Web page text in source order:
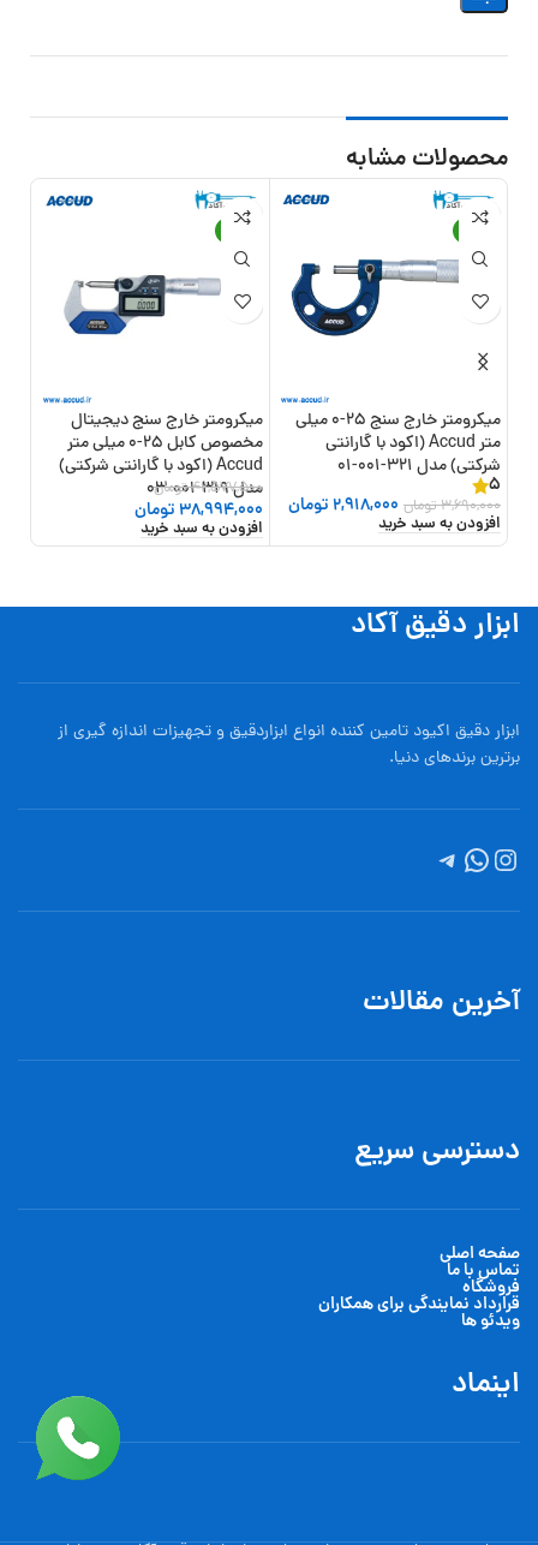
محصولات مشابه
-21%
میکرومتر خارج سنج 25-0 میلی
متر Accud (اکود با گارانتی
شرکتی) مدل 321-001-01
5
3,690,000تومان 2,918,000تومان
افزودن به سبد خرید
-8%
میکرومتر خارج سنج دیجیتال
مخصوص کابل 25-0 میلی متر
Accud (اکود با گارانتی شرکتی)
مدل 319-001-03
42,577,500تومان
38,994,000تومان
افزودن به سبد خرید
ابزار دقیق آکاد
ابزار دقیق اکیود تامین کننده انواع ابزاردقيق و تجهيزات اندازه گیری از
برترین برندهای دنیا.
آخرین مقالات
دسترسی سریع
صفحه اصلی
تماس با ما
فروشگاه
قرارداد نمایندگی برای همکاران
ویدئو ها
اینماد